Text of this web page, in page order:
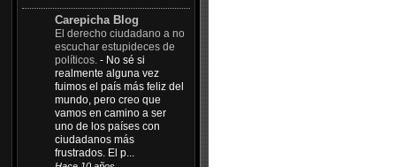
Carepicha Blog
El derecho ciudadano a no
escuchar estupideces de
políticos. - No sé si
realmente alguna vez
fuimos el país más feliz del
mundo, pero creo que
vamos en camino a ser
uno de los países con
ciudadanos más
frustrados. El p...